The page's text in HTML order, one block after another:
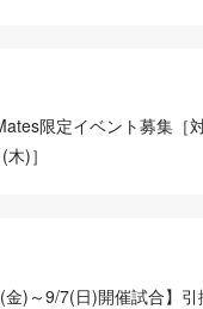
限定イベント募集［
)］
金)～9/7(日)開催試合】